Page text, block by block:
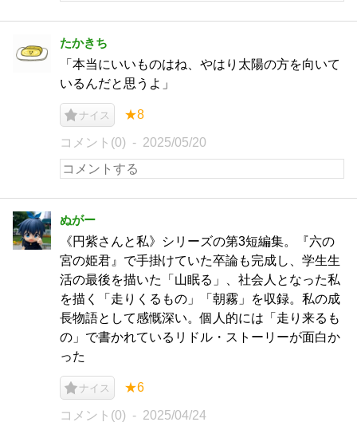
たかきち
「本当にいいものはね、やはり太陽の方を向いて
いるんだと思うよ」
ナイス ★8
コメント(0) 2025/05/20
ぬがー
《円紫さんと私》シリーズの第3短編集。『六の
宮の姫君』で手掛けていた卒論も完成し、学生生
活の最後を描いた「山眠る」、社会人となった私
を描く「走りくるもの」「朝霧」を収録。私の成
長物語として感慨深い。個人的には「走り来るも
の」で書かれているリドル・ストーリーが面白か
った
ナイス ★6
コメント(0) 2025/04/24